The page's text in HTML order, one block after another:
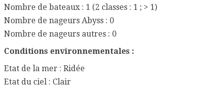
Nombre de bateaux : 1 (2 classes : 1 ; > 1)
Nombre de nageurs Abyss : 0
Nombre de nageurs autres : 0
Conditions environnementales :
Etat de la mer : Ridée
Etat du ciel : Clair